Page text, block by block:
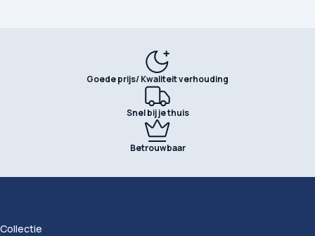
Goede prijs/ Kwaliteit verhouding
Snel bij je thuis
Betrouwbaar
Collectie